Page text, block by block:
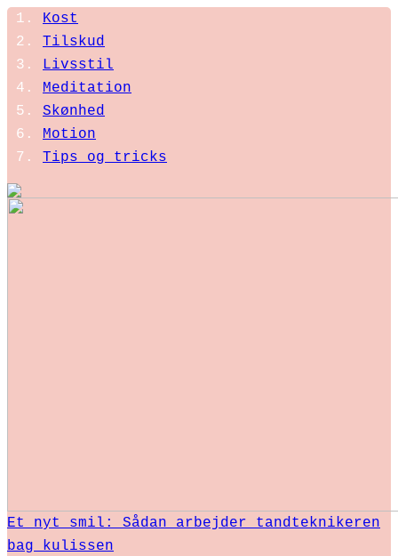
Kost
Tilskud
Livsstil
Meditation
Skønhed
Motion
Tips og tricks
Et nyt smil: Sådan arbejder tandteknikeren
bag kulissen